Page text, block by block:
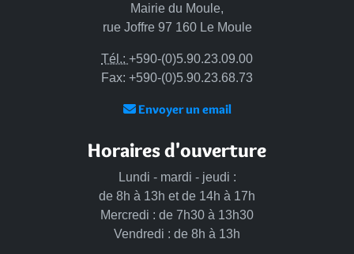
Mairie du Moule,
rue Joffre 97 160 Le Moule
Tél.: +590-(0)5.90.23.09.00
Fax: +590-(0)5.90.23.68.73
Envoyer un email
Horaires d'ouverture
Lundi - mardi - jeudi :
de 8h à 13h et de 14h à 17h
Mercredi : de 7h30 à 13h30
Vendredi : de 8h à 13h